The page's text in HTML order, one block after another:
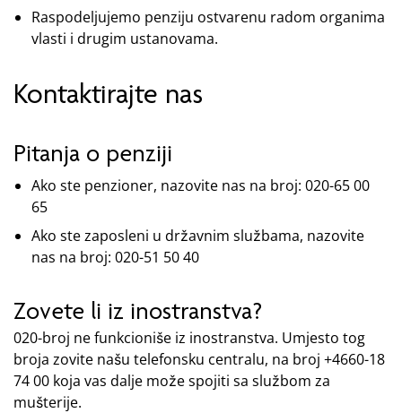
Raspodeljujemo penziju ostvarenu radom organima
vlasti i drugim ustanovama.
Kontaktirajte nas
Pitanja o penziji
Ako ste penzioner, nazovite nas na broj: 020-65 00
65
Ako ste zaposleni u državnim službama, nazovite
nas na broj: 020-51 50 40
Zovete li iz inostranstva?
020-broj ne funkcioniše iz inostranstva. Umjesto tog
broja zovite našu telefonsku centralu, na broj +4660-18
74 00 koja vas dalje može spojiti sa službom za
mušterije.